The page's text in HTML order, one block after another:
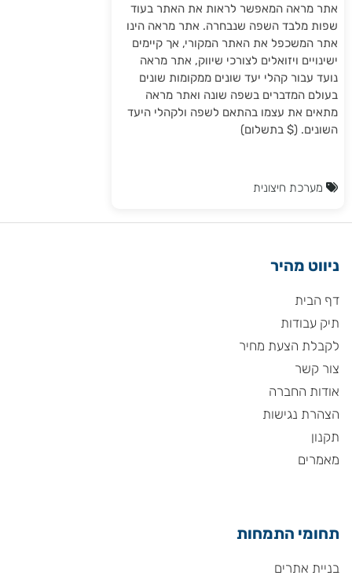
אתר מראה המאפשר לראות את האתר בעוד
שפות מלבד השפה שנבחרה. אתר מראה הינו
אתר המשכפל את האתר המקורי, אך קיימים
ישינויים ויזואלים לצורכי שיווק, אתר מראה
נועד עבור קהלי יעד שונים ממקומות שונים
בעולם המדברים בשפה שונה ואתר מראה
מתאים את עצמו בהתאם לשפה ולקהלי היעד
השונים. ($ בתשלום)
מערכת חיצונית
ניווט מהיר
דף הבית
תיק עבודות
לקבלת הצעת מחיר
צור קשר
אודות החברה
הצהרת נגישות
תקנון
מאמרים
תחומי התמחות
בניית אתרים